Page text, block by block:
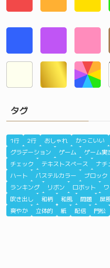
タグ
1行 2行 おしゃれ かっこいい
グラデーション
ゲーム ゲーム実
チェック
テキストスペース ナチ
ハート
パステルカラー ブロック
ランキング
リボン ロボット
吹き出し
和柄 和風 問題 屏
爽やか
立体的 紙 配信 門松